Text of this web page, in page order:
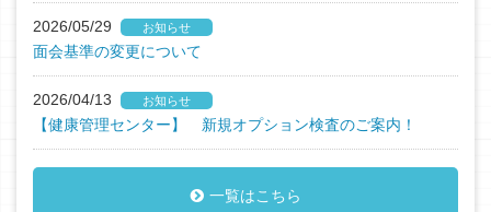
2026/05/29 お知らせ
面会基準の変更について
2026/04/13 お知らせ
【健康管理センター】 新規オプション検査のご案内！
一覧はこちら